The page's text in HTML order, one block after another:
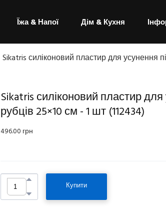
Їжа & Напої Дім & Кухня
Sikatris силіконовий пластир для усунення
Sikatris силіконовий пластир
рубців 25×10 см - 1 шт (112434)
496.00 грн
Купити